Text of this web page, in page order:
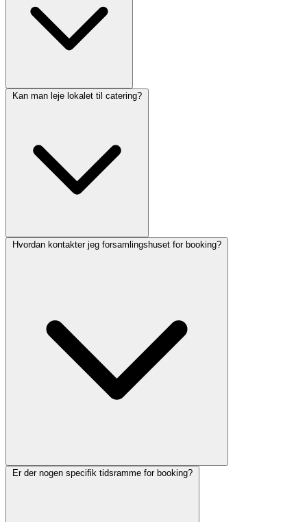
Kan man leje lokalet til catering?
Hvordan kontakter jeg forsamlingshuset for booking?
Er der nogen specifik tidsramme for booking?